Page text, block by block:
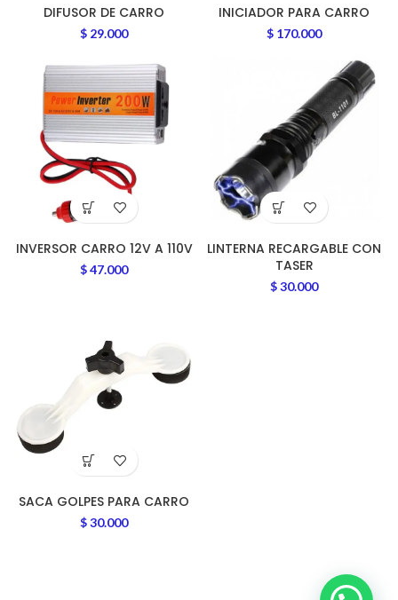
DIFUSOR DE CARRO
$ 29.000
INICIADOR PARA CARRO
$ 170.000
INVERSOR CARRO 12V A 110V
$47.000
LINTERNA RECARGABLE CON
TASER
$30.000
SACA GOLPES PARA CARRO
$30.000